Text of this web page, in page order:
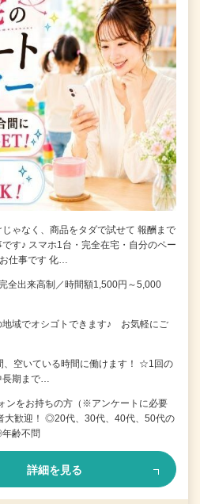
ゃなく、商品をタダで試せて 報酬まで
す♪ スマホ1台・完全在宅・自分のペー
仕事です 化…
全出来高制／時間額1,500円～5,000
地域でオシゴトできます♪ お気軽にご
、空いている時間に働けます！ ☆1回の
長期まで…
ンをお持ちの方（※アンケートに必要
大歓迎！ ◎20代、30代、40代、50代の
齢不問
詳細を見る